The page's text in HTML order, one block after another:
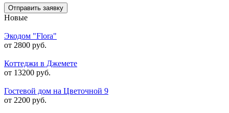
Отправить заявку
Новые
Экодом "Flora"
от 2800 руб.
Коттеджи в Джемете
от 13200 руб.
Гостевой дом на Цветочной 9
от 2200 руб.